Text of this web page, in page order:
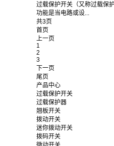
过载保护开关（又称过载保
功能是当电路或设...
共3页
首页
上一页
1
2
3
下一页
尾页
产品中心
过载保护开关
过载保护器
翘板开关
拨动开关
迷你拨动开关
拨码开关